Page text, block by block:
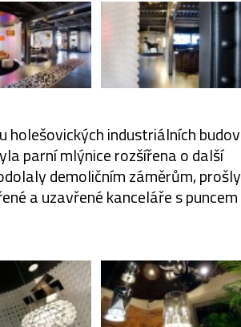
holešovických industriálních budov
parní mlýnice rozšířena o další
demoličním záměrům, prošly
a uzavřené kanceláře s puncem